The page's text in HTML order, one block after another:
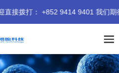
： +852 9414 9401 我们期待为您服